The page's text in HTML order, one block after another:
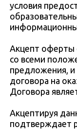
условия
Акцепт оферты
со всеми
предложения, и
договора на
Договора
Акцептируя
подтверждает